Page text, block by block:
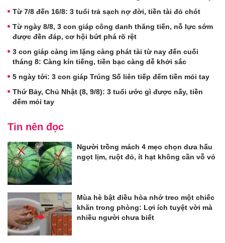
Từ 7/8 đến 16/8: 3 tuổi trả sạch nợ đời, tiền tài đỏ chót
Từ ngày 8/8, 3 con giáp công danh thăng tiến, nỗ lực sớm
được đền đáp, cơ hội bứt phá rõ rệt
3 con giáp càng im lặng càng phát tài từ nay đến cuối
tháng 8: Càng kín tiếng, tiền bạc càng dễ khởi sắc
5 ngày tới: 3 con giáp Trúng Số liên tiếp đếm tiền mỏi tay
Thứ Bảy, Chủ Nhật (8, 9/8): 3 tuổi ước gì được nấy, tiền
đếm mỏi tay
Tin nên đọc
Người trồng mách 4 mẹo chọn dưa hấu
ngọt lịm, ruột đỏ, ít hạt không cần vỗ vỏ
Mùa hè bật điều hòa nhớ treo một chiếc
khăn trong phòng: Lợi ích tuyệt vời mà
nhiều người chưa biết